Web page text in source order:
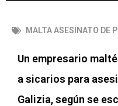
MALTA ASESINATO DE
Un empresario
a sicarios para
Galizia, según se